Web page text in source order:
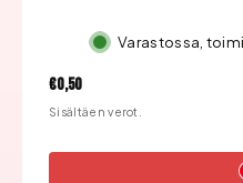
Varastossa,
Hinta
€0,50
Sisältäen verot.